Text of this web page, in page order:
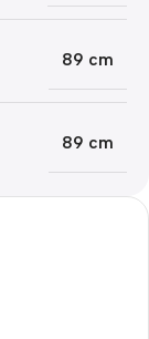
89 cm
89 cm